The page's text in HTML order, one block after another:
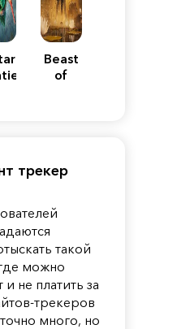
Beast
of
трекер
такой
можно
и не платить за
трекеров
много, но